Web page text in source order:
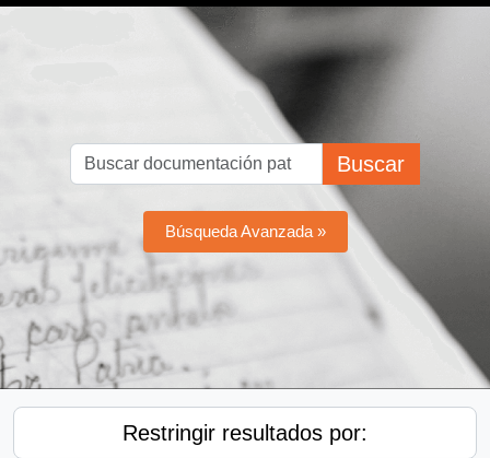
Buscar
Búsqueda Avanzada »
Restringir resultados por: